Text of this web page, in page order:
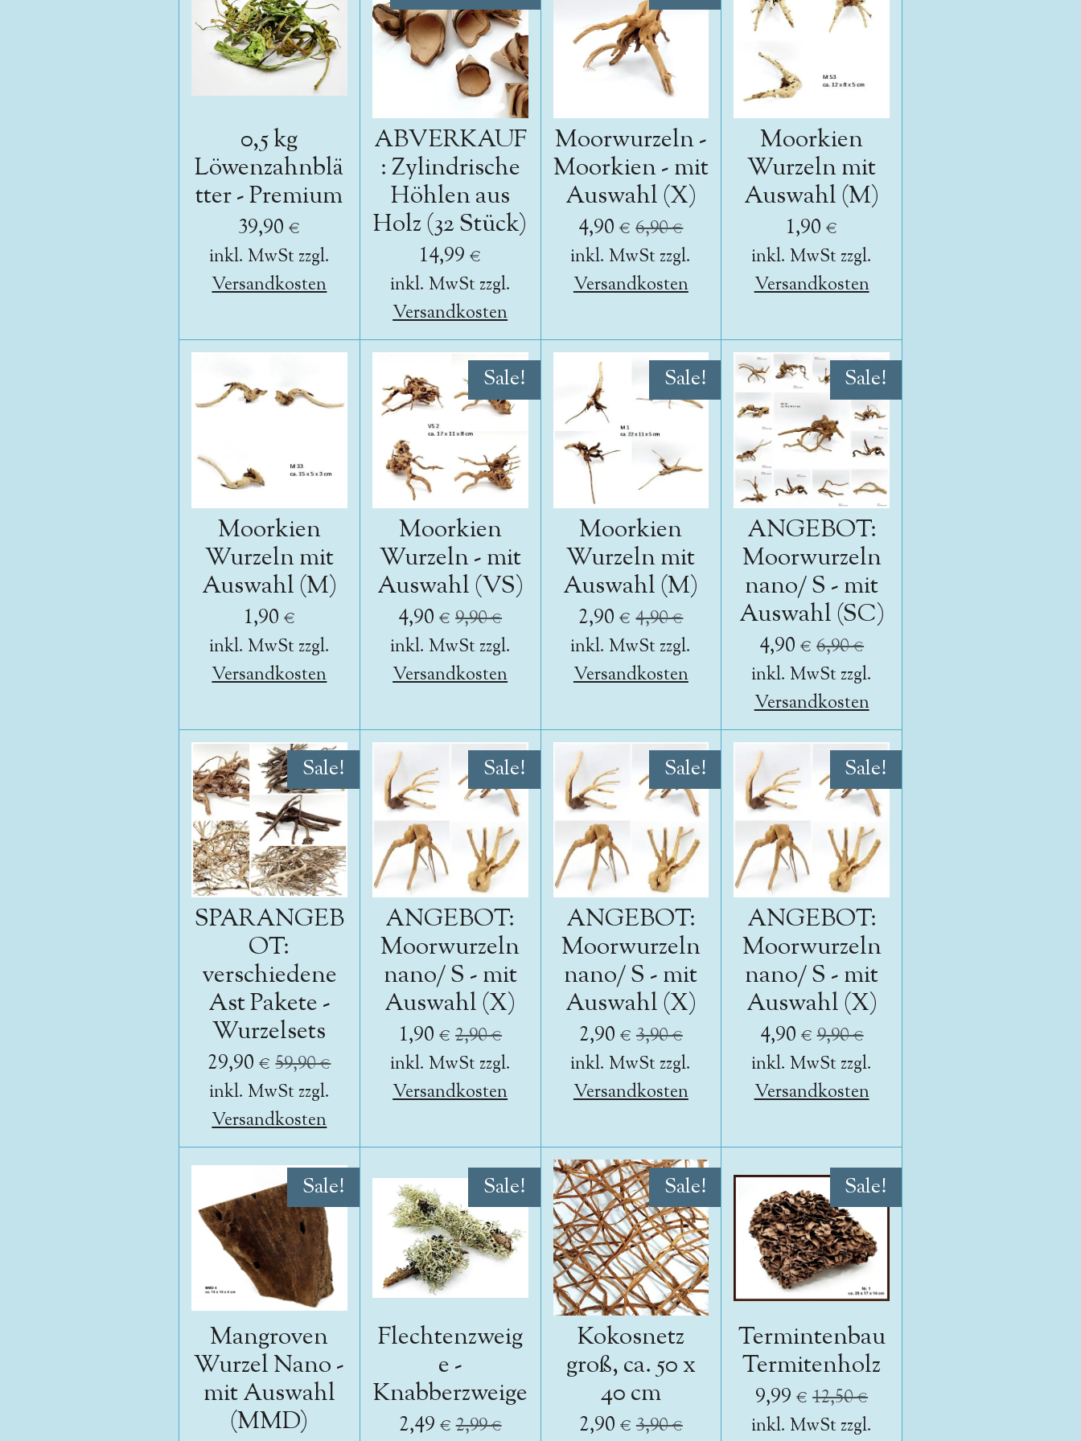
0,5 kg
Löwenzahnblä
tter - Premium
39,90 €
inkl. MwSt zzgl.
Versandkosten
ABVERKAUF
: Zylindrische
Höhlen aus
Holz (32 Stück)
14,99 €
inkl. MwSt zzgl.
Versandkosten
Moorwurzeln -
Moorkien - mit
Auswahl (X)
4,90 € 6,90 €
inkl. MwSt zzgl.
Versandkosten
Moorkien
Wurzeln mit
Auswahl (M)
1,90 €
inkl. MwSt zzgl.
Versandkosten
Moorkien
Wurzeln mit
Auswahl (M)
1,90 €
inkl. MwSt zzgl.
Versandkosten
Sale!
Moorkien
Wurzeln - mit
Auswahl (VS)
4,90 € 9,90 €
inkl. MwSt zzgl.
Versandkosten
Sale!
Moorkien
Wurzeln mit
Auswahl (M)
2,90 € 4,90 €
inkl. MwSt zzgl.
Versandkosten
Sale!
ANGEBOT:
Moorwurzeln
nano/ S - mit
Auswahl (SC)
4,90 € 6,90 €
inkl. MwSt zzgl.
Versandkosten
Sale!
SPARANGEB
OT:
verschiedene
Ast Pakete -
Wurzelsets
29,90 € 59,90 €
inkl. MwSt zzgl.
Versandkosten
Sale!
ANGEBOT:
Moorwurzeln
nano/ S - mit
Auswahl (X)
1,90 € 2,90 €
inkl. MwSt zzgl.
Versandkosten
Sale!
ANGEBOT:
Moorwurzeln
nano/ S - mit
Auswahl (X)
2,90 € 3,90 €
inkl. MwSt zzgl.
Versandkosten
Sale!
ANGEBOT:
Moorwurzeln
nano/ S - mit
Auswahl (X)
4,90 € 9,90 €
inkl. MwSt zzgl.
Versandkosten
Sale!
Mangroven
Wurzel Nano -
mit Auswahl
(MMD)
Sale!
Flechtenzweig
e -
Knabberzweige
2,49 € 2,99 €
Sale!
Kokosnetz
groß, ca. 50 x
40 cm
2,90 € 3,90 €
Sale!
Termintenbau
Termitenholz
9,99 € 12,50 €
inkl. MwSt zzgl.